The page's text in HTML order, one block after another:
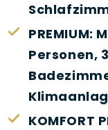
PREMIUM:
Personen,
KOMFORT